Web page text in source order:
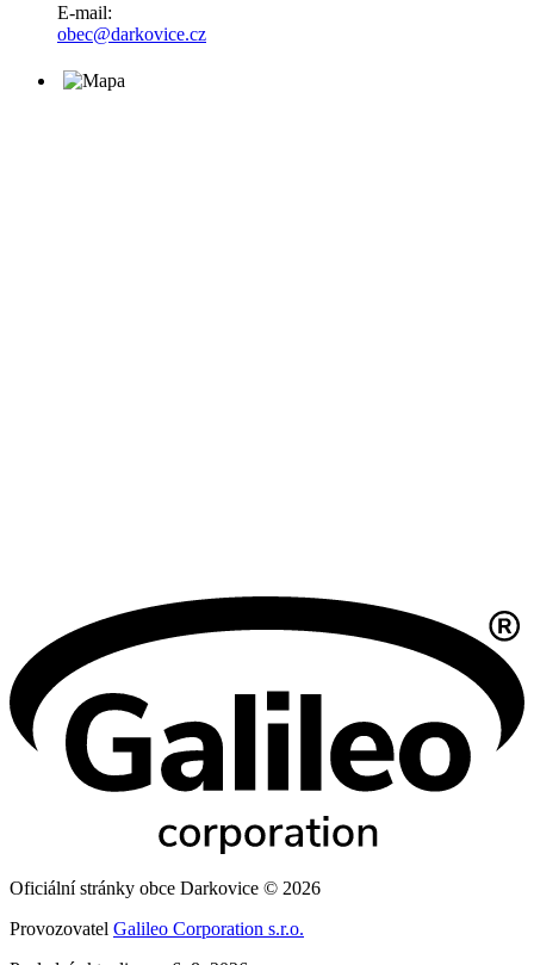
E-mail:
obec@darkovice.cz
Oficiální stránky obce Darkovice © 2026
Provozovatel Galileo Corporation s.r.o.